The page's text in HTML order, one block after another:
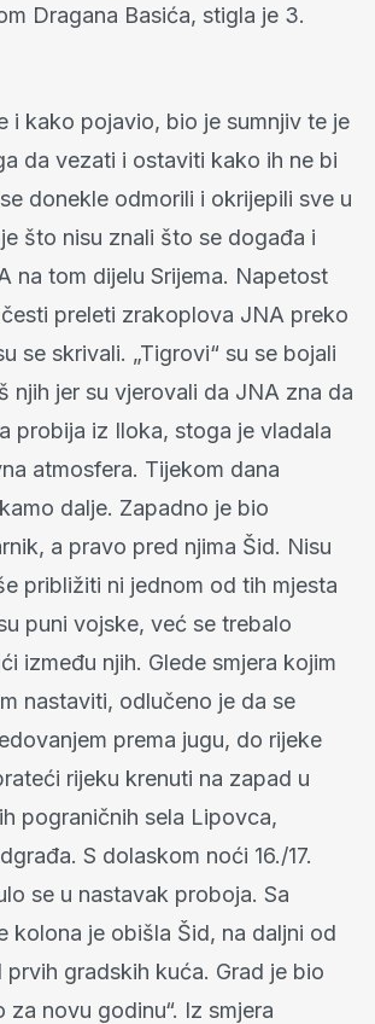
Dragana Basića, stigla je 3.
i kako pojavio, bio je sumnjiv te je
da vezati i ostaviti kako ih ne bi
donekle odmorili i okrijepili sve u
što nisu znali što se događa i
na tom dijelu Srijema. Napetost
preleti zrakoplova JNA preko
se skrivali. „Tigrovi“ su se bojali
njih jer su vjerovali da JNA zna da
probija iz Iloka, stoga je vladala
atmosfera. Tijekom dana
dalje. Zapadno je bio
a pravo pred njima Šid. Nisu
približiti ni jednom od tih mjesta
puni vojske, već se trebalo
između njih. Glede smjera kojim
nastaviti, odlučeno je da se
prema jugu, do rijeke
rijeku krenuti na zapad u
pograničnih sela Lipovca,
S dolaskom noći 16./17.
se u nastavak proboja. Sa
kolona je obišla Šid, na daljni od
prvih gradskih kuća. Grad je bio
za novu godinu“. Iz smjera